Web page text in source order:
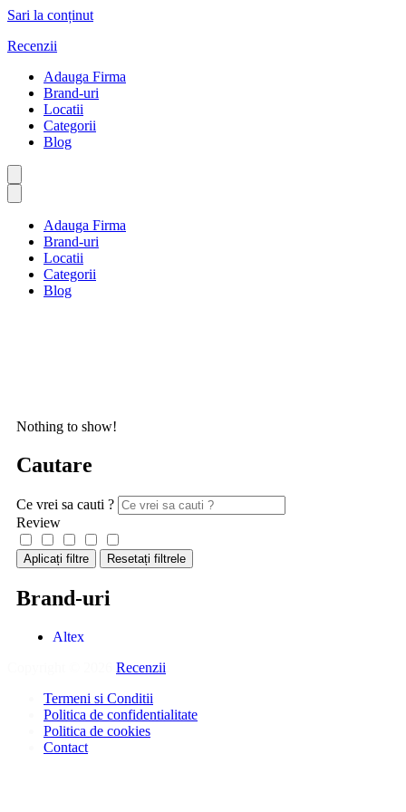
Sari la conținut
Recenzii
Adauga Firma
Brand-uri
Locatii
Categorii
Blog
Adauga Firma
Brand-uri
Locatii
Categorii
Blog
Nothing to show!
Cautare
Ce vrei sa cauti ?
Review
Aplicați filtre Resetați filtrele
Brand-uri
Altex
Recenzii
Termeni si Conditii
Politica de confidentialitate
Politica de cookies
Contact